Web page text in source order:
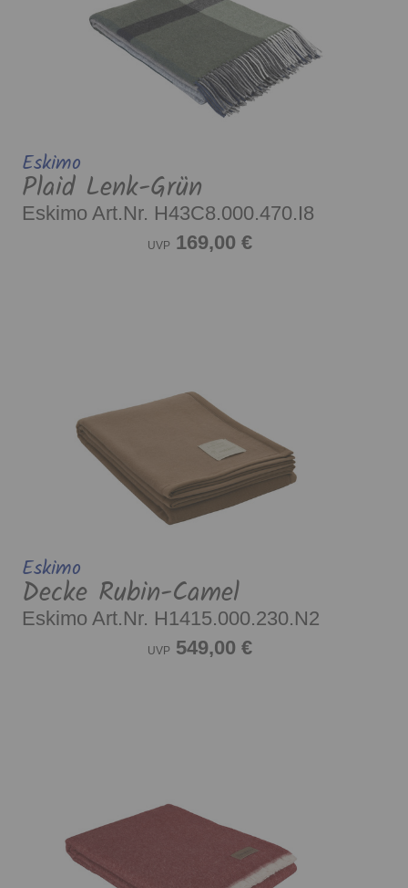
Eskimo
Plaid Lenk-Grün
Eskimo Art.Nr. H43C8.000.470.I8
UVP 169,00 €
Eskimo
Decke Rubin-Camel
Eskimo Art.Nr. H1415.000.230.N2
UVP 549,00 €